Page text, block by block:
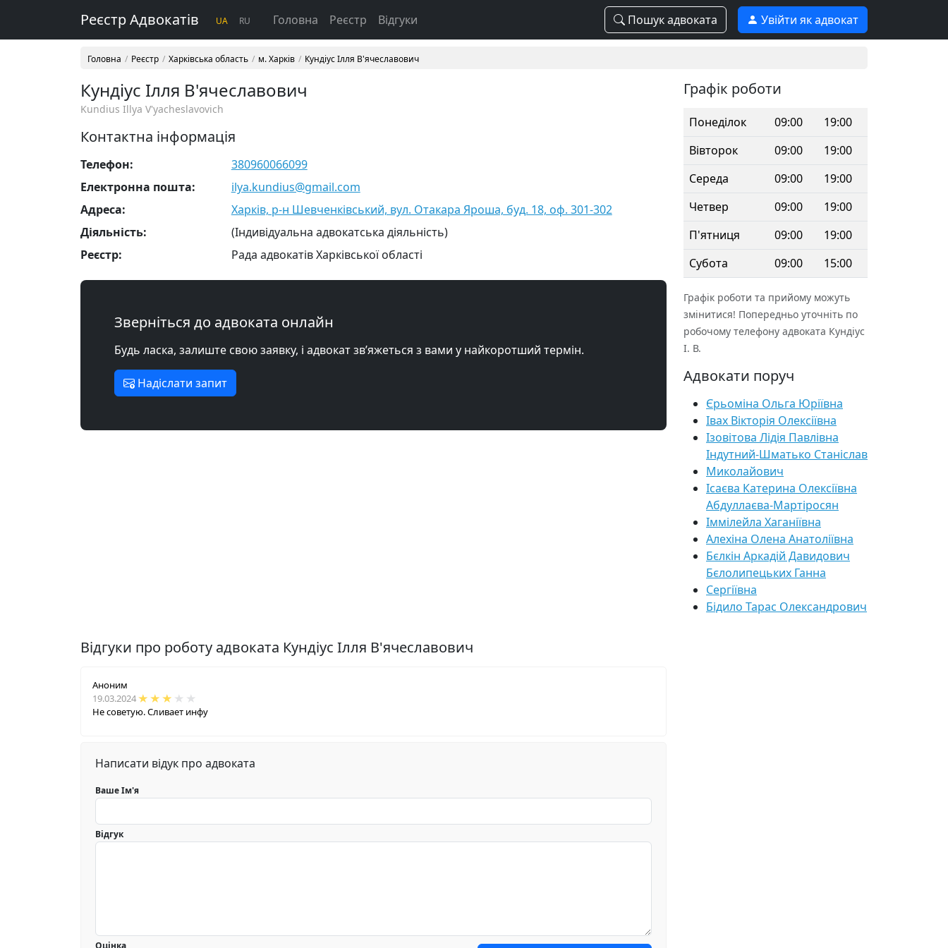
Реєстр Адвокатів UA RU Головна Реєстр Відгуки Пошук адвоката Увійти як адвокат
Головна Реєстр Харківська область м. Харків Кундіус Ілля В'ячеславович
Кундіус Ілля В'ячеславович
Kundius Illya V'yacheslavovich
Контактна інформація
Телефон:
380960066099
Електронна пошта:
ilya.kundius@gmail.com
Адреса:
Харків, р-н Шевченківський, вул. Отакара Яроша, буд. 18, оф. 301-302
Діяльність:
(Індивідуальна адвокатська діяльність)
Реєстр:
Рада адвокатів Харківської області
Зверніться до адвоката онлайн
Будь ласка, залиште свою заявку, і адвокат зв’яжеться з вами у найкоротший термін.
Надіслати запит
Відгуки про роботу адвоката Кундіус Ілля В'ячеславович
Аноним
19.03.2024
Не советую. Сливает инфу
Написати відук про адвоката
Ваше Ім'я
Відгук
Оцінка
Графік роботи
Понеділок 09:00
19:00
Вівторок
09:00
19:00
Середа
09:00
19:00
Четвер
09:00
19:00
П'ятниця
09:00
19:00
Субота
09:00 15:00
Графік роботи та прийому можуть
змінитися! Попередньо уточніть по
робочому телефону адвоката Кундіус
І. В.
Адвокати поруч
Єрьоміна Ольга Юріївна
Івах Вікторія Олексіївна
Ізовітова Лідія Павлівна
Індутний-Шматько Станіслав
Миколайович
Ісаєва Катерина Олексіївна
Абдуллаєва-Мартіросян
Іммілейла Хаганіївна
Алехіна Олена Анатоліївна
Бєлкін Аркадій Давидович
Бєлолипецьких Ганна
Сергіївна
Бідило Тарас Олександрович